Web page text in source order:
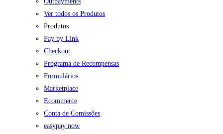
Ver todos os Produtos
Produtos
Pay by Link
Checkout
Programa de Recompensas
Formulários
Marketplace
Ecommerce
Conta de Comissões
easypay now